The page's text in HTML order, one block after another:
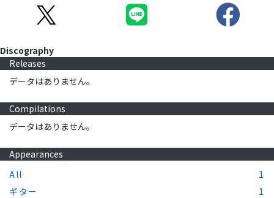
Discography
Releases
データはありません。
Compilations
データはありません。
Appearances
All
1
ギター
1